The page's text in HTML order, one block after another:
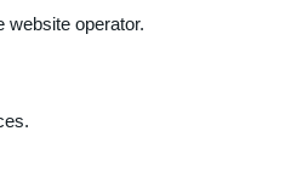
website operator.